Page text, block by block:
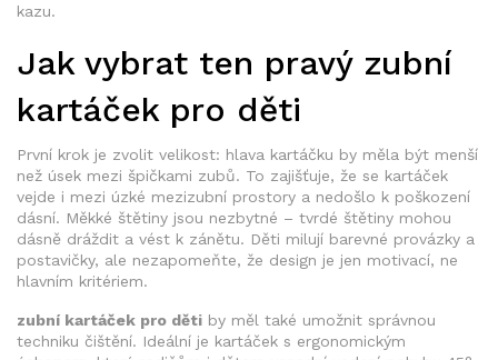
kazu.
Jak vybrat ten pravý zubní
kartáček pro děti
První krok je zvolit velikost: hlava kartáčku by měla být menší
než úsek mezi špičkami zubů. To zajišťuje, že se kartáček
vejde i mezi úzké mezizubní prostory a nedošlo k poškození
dásní. Měkké štětiny jsou nezbytné – tvrdé štětiny mohou
dásně dráždit a vést k zánětu. Děti milují barevné provázky a
postavičky, ale nezapomeňte, že design je jen motivací, ne
hlavním kritériem.
zubní kartáček pro děti by měl také umožnit správnou
techniku čištění. Ideální je kartáček s ergonomickým